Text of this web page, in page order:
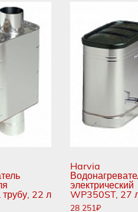
трубу, 22 л
Harvia
электрический
WP350ST, 27
28 251₽